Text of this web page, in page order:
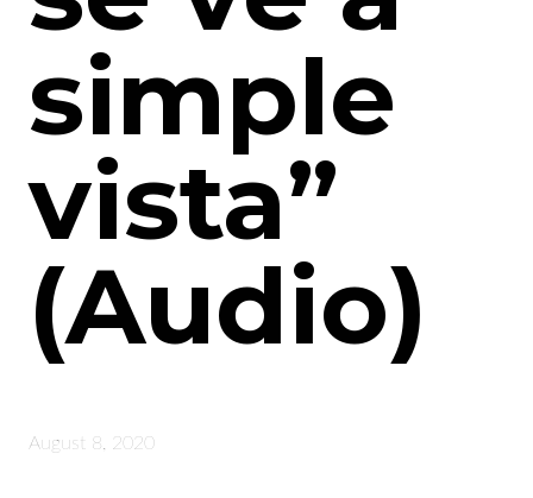
simple
vista”
(Audio)
August 8, 2020